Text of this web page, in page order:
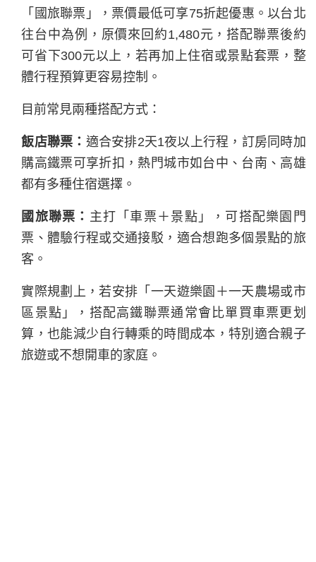
「國旅聯票」，票價最低可享75折起優惠。以台北
往台中為例，原價來回約1,480元，搭配聯票後約
可省下300元以上，若再加上住宿或景點套票，整
體行程預算更容易控制。
目前常見兩種搭配方式：
飯店聯票： 適合安排2天1夜以上行程，訂房同時加
購高鐵票可享折扣，熱門城市如台中、台南、高雄
都有多種住宿選擇。
國旅聯票： 主打「車票＋景點」，可搭配樂園門
票、體驗行程或交通接駁，適合想跑多個景點的旅
客。
實際規劃上，若安排「一天遊樂園＋一天農場或市
區景點」，搭配高鐵聯票通常會比單買車票更划
算，也能減少自行轉乘的時間成本，特別適合親子
旅遊或不想開車的家庭。